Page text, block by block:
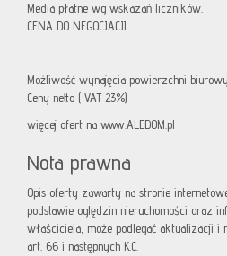
Media płatne wg wskazań liczników.
CENA DO NEGOCJACJI.
Możliwość wynajęcia powierzchni
Ceny netto ( VAT 23%)
więcej ofert na www.ALEDOM.pl
Nota prawna
Opis oferty zawarty na stronie
podstawie oględzin nieruchomości oraz
właściciela, może podlegać aktualizacji
art. 66 i następnych K.C.